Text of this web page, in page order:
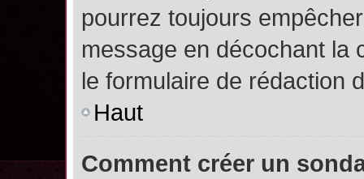
pourrez toujours
message en décochant la
le formulaire de rédaction
Haut
Comment créer un